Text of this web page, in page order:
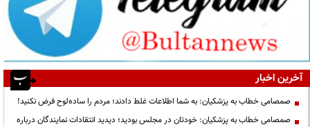
آخرین اخبار
صمصامی خطاب به پزشکیان: به شما اطلاعات غلط دادند؛ مردم را ساده‌لوح فرض نکنید!
صمصامی خطاب به پزشکیان: خودتان در مجلس بودید؛ دیدید انتقادات نمایندگان درباره